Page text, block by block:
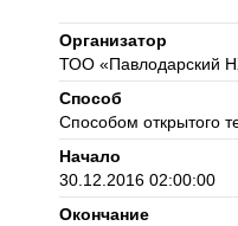
Организатор
ТОО «Павлодарский
Способ
Способом открытого
Начало
30.12.2016 02:00:00
Окончание